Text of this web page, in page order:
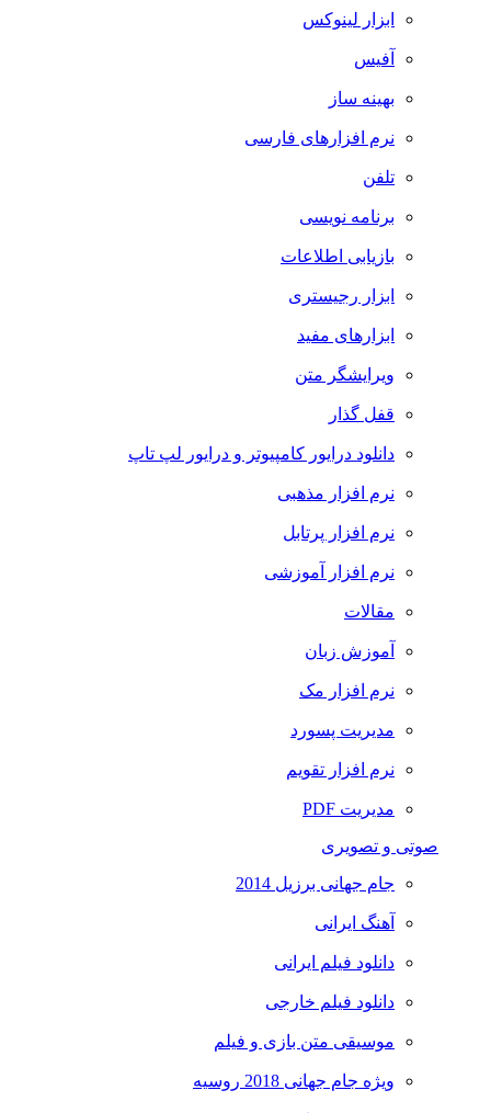
ابزار لینوکس
آفیس
بهینه ساز
نرم افزارهای فارسی
تلفن
برنامه نویسی
بازیابی اطلاعات
ابزار رجیستری
ابزارهای مفید
ویرایشگر متن
قفل گذار
دانلود درایور کامپیوتر و درایور لپ تاپ
نرم افزار مذهبی
نرم افزار پرتابل
نرم افزار آموزشی
مقالات
آموزش زبان
نرم افزار مک
مدیریت پسورد
نرم افزار تقویم
مدیریت PDF
صوتی و تصویری
جام جهانی برزیل 2014
آهنگ ایرانی
دانلود فیلم ایرانی
دانلود فیلم خارجی
موسیقی متن بازی و فیلم
ویژه جام جهانی 2018 روسیه